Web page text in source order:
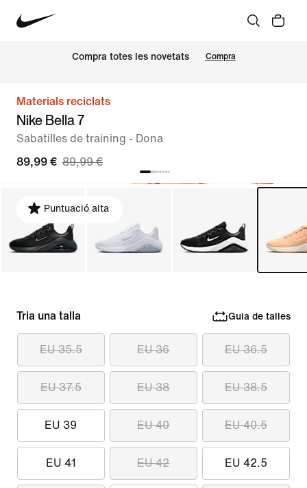
Compra totes les novetats Compra
Materials reciclats
Nike Bella 7
Sabatilles de training - Dona
89,99 € 89,99 €
Puntuació alta
Tria una talla Guia de talles
EU 35.5 EU 36 EU 36.5
EU 37.5 EU 38 EU 38.5
EU 39 EU 40 EU 40.5
EU 41 EU 42 EU 42.5